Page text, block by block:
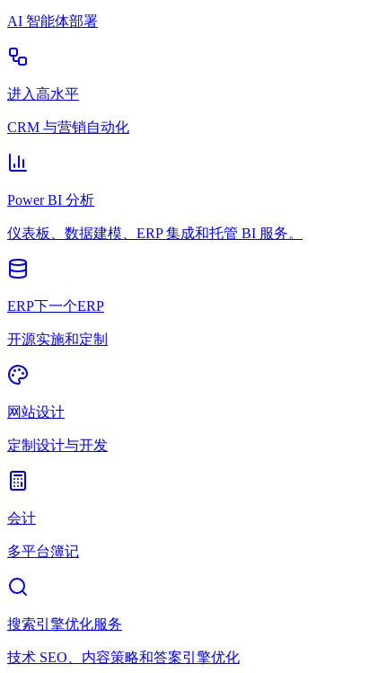
AI 智能体部署
进入高水平
CRM 与营销自动化
Power BI 分析
仪表板、数据建模、ERP 集成和托管 BI 服务。
ERP下一个ERP
开源实施和定制
网站设计
定制设计与开发
会计
多平台簿记
搜索引擎优化服务
技术 SEO、内容策略和答案引擎优化